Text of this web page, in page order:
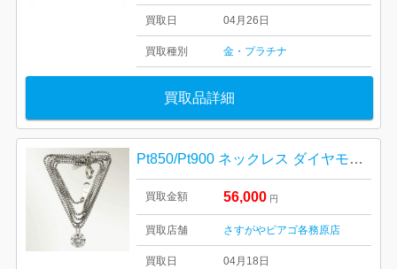
買取日 04月26日
買取種別 金・プラチナ
買取品詳細
Pt850/Pt900 ネックレス ダイヤモンド付き
買取金額 56,000 円
買取店舗 さすがやピアゴ各務原店
買取日 04月18日